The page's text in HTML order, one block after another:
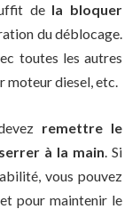
de la bloquer
du déblocage.
toutes les autres
moteur diesel, etc.
remettre le
à la main . Si
vous pouvez
pour maintenir le